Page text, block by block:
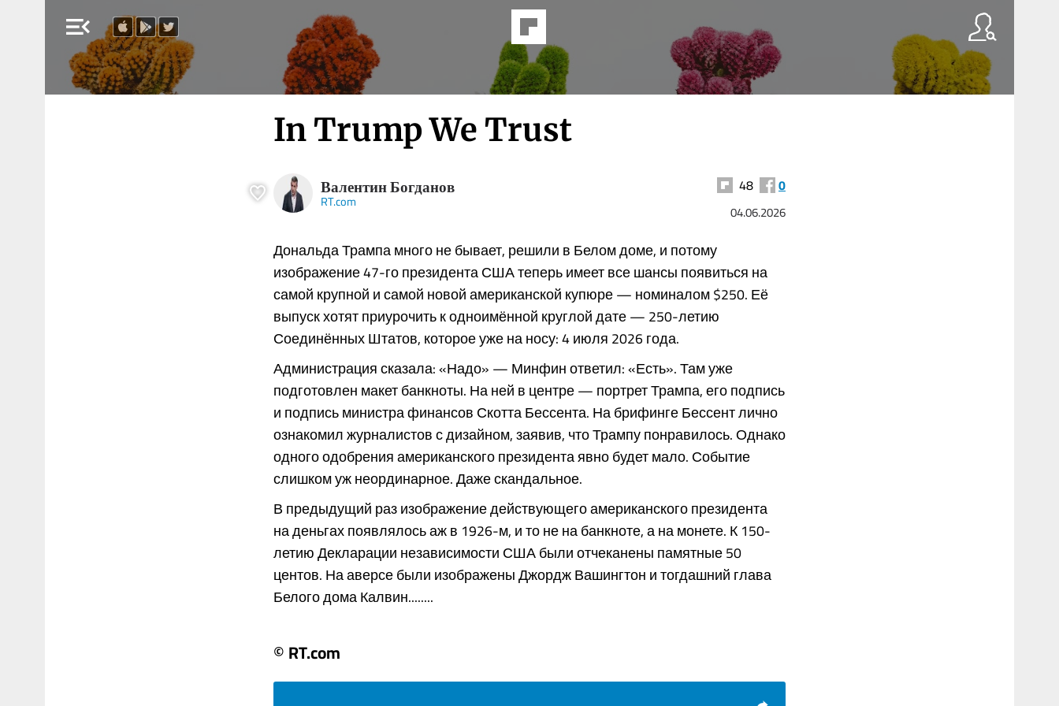
menu_open
In Trump We Trust
Валентин Богданов
RT.com
48 0
04.06.2026
Дональда Трампа много не бывает, решили в Белом доме, и потому
изображение 47-го президента США теперь имеет все шансы появиться на
самой крупной и самой новой американской купюре — номиналом $250. Её
выпуск хотят приурочить к одноимённой круглой дате — 250-летию
Соединённых Штатов, которое уже на носу: 4 июля 2026 года.
Администрация сказала: «Надо» — Минфин ответил: «Есть». Там уже
подготовлен макет банкноты. На ней в центре — портрет Трампа, его подпись
и подпись министра финансов Скотта Бессента. На брифинге Бессент лично
ознакомил журналистов с дизайном, заявив, что Трампу понравилось. Однако
одного одобрения американского президента явно будет мало. Событие
слишком уж неординарное. Даже скандальное.
В предыдущий раз изображение действующего американского президента
на деньгах появлялось аж в 1926-м, и то не на банкноте, а на монете. К 150-
летию Декларации независимости США были отчеканены памятные 50
центов. На аверсе были изображены Джордж Вашингтон и тогдашний глава
Белого дома Калвин........
© RT.com